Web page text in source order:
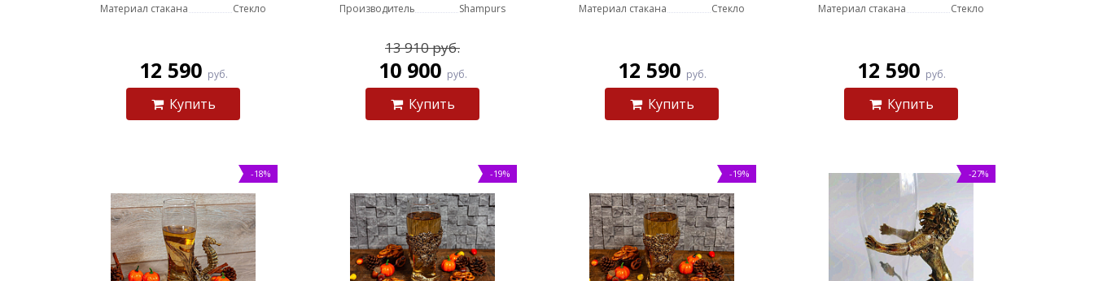
Материал стакана
Стекло
12 590 руб.
Купить
Производитель
Shampurs
13 910 руб.
10 900 руб.
Купить
Материал стакана
Стекло
12 590 руб.
Купить
Материал стакана
Стекло
12 590 руб.
Купить
-18% -19% -19% -27%